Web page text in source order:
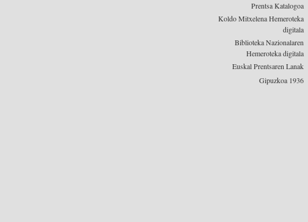
Prentsa Katalogoa
Koldo Mitxelena Hemeroteka
digitala
Biblioteka Nazionalaren
Hemeroteka digitala
Euskal Prentsaren Lanak
Gipuzkoa 1936